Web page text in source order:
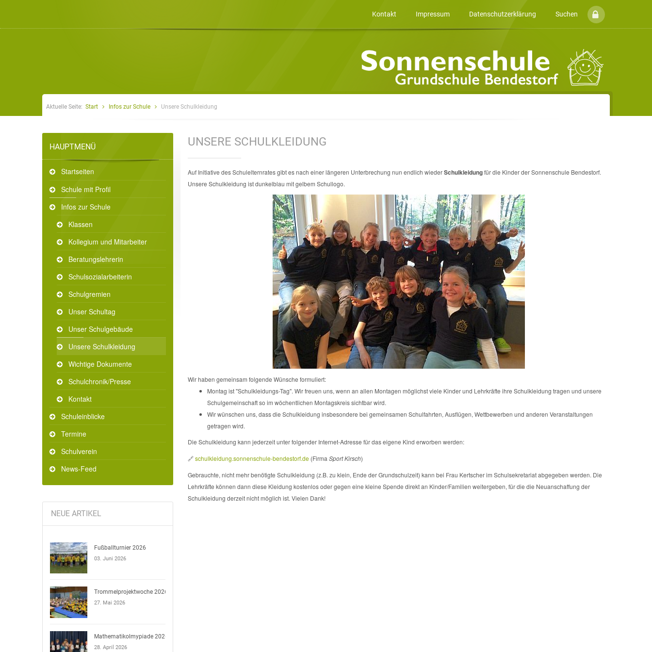
Kontakt Impressum Datenschutzerklärung Suchen
Aktuelle Seite: Start Infos zur Schule Unsere Schulkleidung
HAUPTMENÜ
Startseiten
Schule mit Profil
Infos zur Schule
Klassen
Kollegium und Mitarbeiter
Beratungslehrerin
Schulsozialarbeiterin
Schulgremien
Unser Schultag
Unser Schulgebäude
Unsere Schulkleidung
Wichtige Dokumente
Schulchronik/Presse
Kontakt
Schuleinblicke
Termine
Schulverein
News-Feed
NEUE ARTIKEL
Fußballturnier 2026
03. Juni 2026
Trommelprojektwoche 2026
27. Mai 2026
Mathematikolmypiade 2026
28. April 2026
UNSERE SCHULKLEIDUNG
Auf Initiative des Schulelternrates gibt es nach einer längeren Unterbrechung nun endlich wiederSchulkleidungfür die Kinder der Sonnenschule Bendestorf.
Unsere Schulkleidung ist dunkelblau mit gelbem Schullogo.
Wir haben gemeinsam folgende Wünsche formuliert:
Montag ist "Schulkleidungs-Tag". Wir freuen uns, wenn an allen Montagen möglichst viele Kinder und Lehrkräfte ihre Schulkleidung tragen und unsere
Schulgemeinschaft so im wöchentlichen Montagskreis sichtbar wird.
Wir wünschen uns, dass die Schulkleidung insbesondere bei gemeinsamen Schulfahrten, Ausflügen, Wettbewerben und anderen Veranstaltungen
getragen wird.
Die Schulkleidung kann jederzeit unter folgender Internet-Adresse für das eigene Kind erworben werden:
🔗schulkleidung.sonnenschule-bendestorf.de (Firma Sport Kirsch)
Gebrauchte, nicht mehr benötigte Schulkleidung (z.B. zu klein, Ende der Grundschulzeit) kann bei Frau Kertscher im Schulsekretariat abgegeben werden. Die
Lehrkräfte können dann diese Kleidung kostenlos oder gegen eine kleine Spende direkt an Kinder/Familien weitergeben, für die die Neuanschaffung der
Schulkleidung derzeit nicht möglich ist. Vielen Dank!